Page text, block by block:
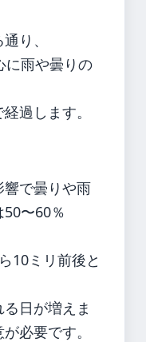
り、
に雨や曇りの
過します。
で曇りや雨
〜60％
10ミリ前後と
日が増えま
必要です。